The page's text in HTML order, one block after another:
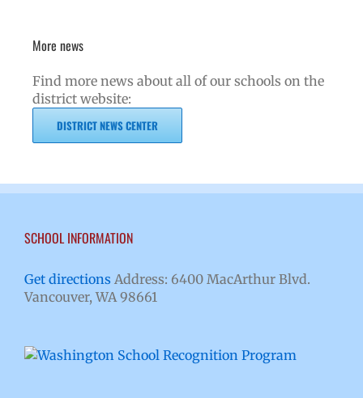
More news
Find more news about all of our schools on the
district website:
DISTRICT NEWS CENTER
SCHOOL INFORMATION
Get directions Address: 6400 MacArthur Blvd.
Vancouver, WA 98661